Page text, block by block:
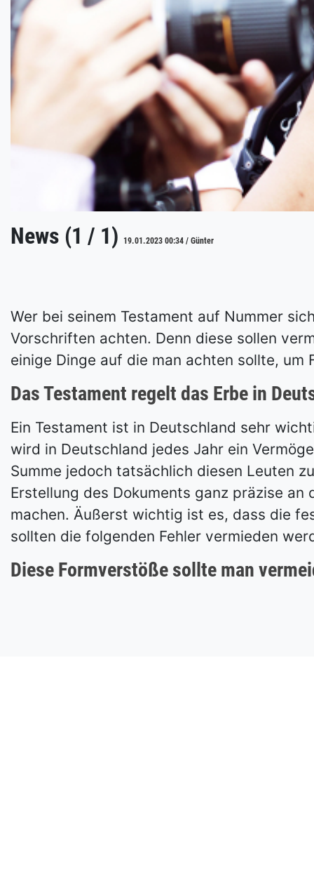
News (1 / 1) 19.01.2023 00:34 / Günter
Wer bei seinem Testament auf Nummer
Vorschriften achten. Denn diese sollen
einige Dinge auf die man achten sollte, um
Das Testament regelt das Erbe in
Ein Testament ist in Deutschland sehr
wird in Deutschland jedes Jahr ein
Summe jedoch tatsächlich diesen Leuten
Erstellung des Dokuments ganz präzise
machen. Äußerst wichtig ist es, dass die
sollten die folgenden Fehler vermieden
Diese Formverstöße sollte man